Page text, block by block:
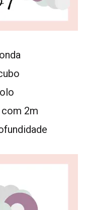
com 2m